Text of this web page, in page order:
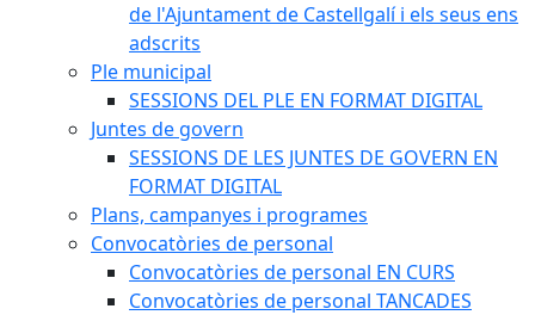
de l'Ajuntament de Castellgalí i els seus ens
adscrits
Ple municipal
SESSIONS DEL PLE EN FORMAT DIGITAL
Juntes de govern
SESSIONS DE LES JUNTES DE GOVERN EN
FORMAT DIGITAL
Plans, campanyes i programes
Convocatòries de personal
Convocatòries de personal EN CURS
Convocatòries de personal TANCADES